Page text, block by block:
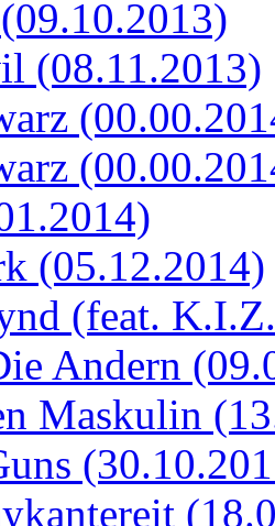
(08.11.2013)
(05.12.2014)
(feat.
Andern
Maskulin